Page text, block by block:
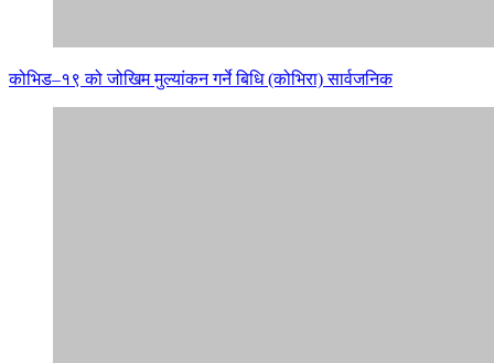
कोभिड–१९ को जोखिम मुल्यांकन गर्ने बिधि (कोभिरा) सार्वजनिक